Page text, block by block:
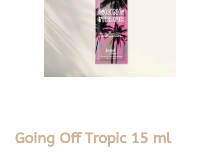
Going Off Tropic 15 ml